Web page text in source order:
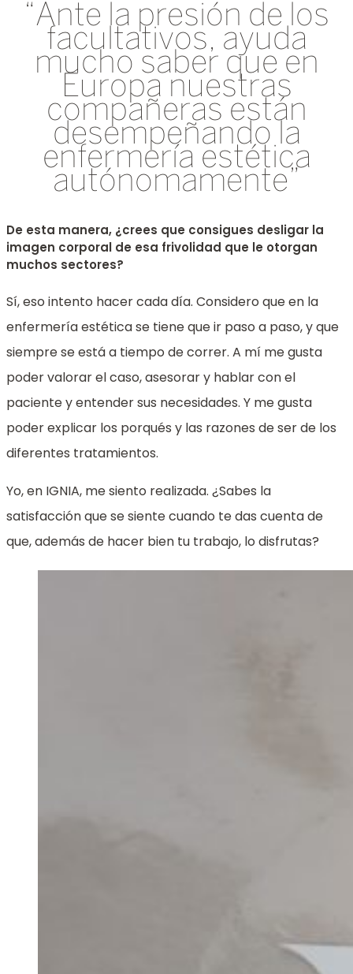
“Ante la presión de los
facultativos, ayuda
mucho saber que en
Europa nuestras
compañeras están
desempeñando la
enfermería estética
autónomamente”
De esta manera, ¿crees que consigues desligar la
imagen corporal de esa frivolidad que le otorgan
muchos sectores?
Sí, eso intento hacer cada día. Considero que en la
enfermería estética se tiene que ir paso a paso, y que
siempre se está a tiempo de correr. A mí me gusta
poder valorar el caso, asesorar y hablar con el
paciente y entender sus necesidades. Y me gusta
poder explicar los porqués y las razones de ser de los
diferentes tratamientos.
Yo, en IGNIA, me siento realizada. ¿Sabes la
satisfacción que se siente cuando te das cuenta de
que, además de hacer bien tu trabajo, lo disfrutas?